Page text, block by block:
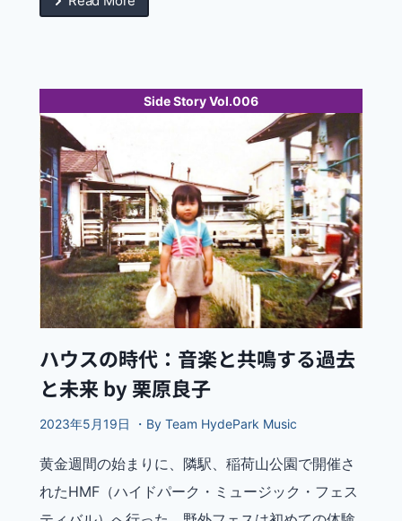
Side Story Vol.006
ハウスの時代：音楽と共鳴する過去
と未来 by 栗原良子
2023年5月19日 ・By Team HydePark Music
黄金週間の始まりに、隣駅、稲荷山公園で開催さ
れたHMF（ハイドパーク・ミュージック・フェス